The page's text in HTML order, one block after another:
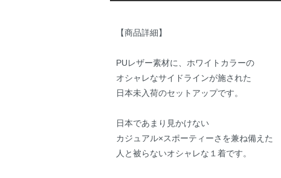
【商品詳細】
PUレザー素材に、ホワイトカラーの
オシャレなサイドラインが施された
日本未入荷のセットアップです。
日本であまり見かけない
カジュアル×スポーティーさを兼ね備えた
人と被らないオシャレな１着です。